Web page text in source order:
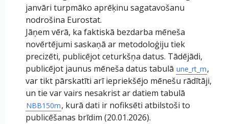
janvāri turpmāko aprēķinu sagatavošanu
nodrošina Eurostat.
Jāņem vērā, ka faktiskā bezdarba mēneša
novērtējumi saskaņā ar metodoloģiju tiek
precizēti, publicējot ceturkšņa datus. Tādējādi,
publicējot jaunus mēneša datus tabulā une_rt_m,
var tikt pārskatīti arī iepriekšējo mēnešu rādītāji,
un tie var vairs nesakrist ar datiem tabulā
NBB150m, kurā dati ir nofiksēti atbilstoši to
publicēšanas brīdim (20.01.2026).